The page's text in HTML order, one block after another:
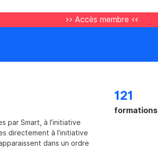
>> Accès membre <<
par Smart, à l’initiative
directement à l’initiative
dans un ordre
121
formations